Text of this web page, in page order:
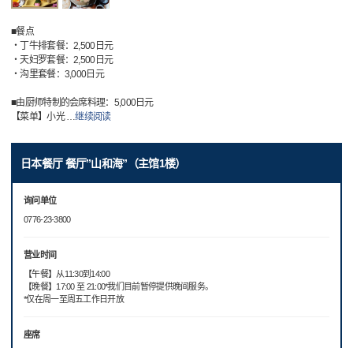
■餐点
・丁牛排套餐：2,500日元
・天妇罗套餐：2,500日元
・沟里套餐：3,000日元
■由厨师特制的会席料理：5,000日元
【菜单】小光…继续阅读
日本餐厅 餐厅”山和海”（主馆1楼）
询问单位
0776-23-3800
营业时间
【午餐】从11:30到14:00
【晚餐】17:00 至 21:00*我们目前暂停提供晚间服务。
*仅在周一至周五工作日开放
座席